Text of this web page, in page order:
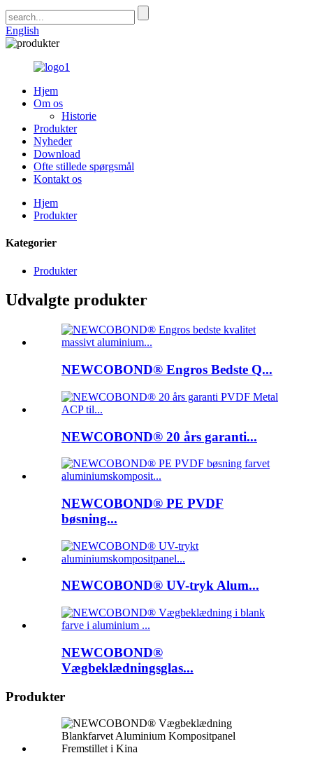
English
Hjem
Om os
Historie
Produkter
Nyheder
Download
Ofte stillede spørgsmål
Kontakt os
Hjem
Produkter
Kategorier
Produkter
Udvalgte produkter
NEWCOBOND® Engros Bedste Q...
NEWCOBOND® 20 års garanti...
NEWCOBOND® PE PVDF
bøsning...
NEWCOBOND® UV-tryk Alum...
NEWCOBOND®
Vægbeklædningsglas...
Produkter